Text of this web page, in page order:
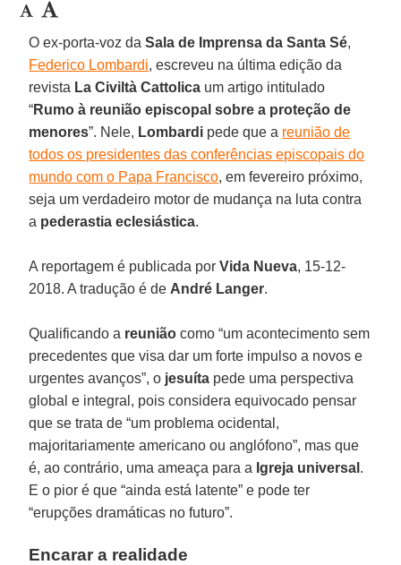
O ex-porta-voz daSala de Imprensa da Santa Sé,
Federico Lombardi, escreveu na última edição da
revista La Civiltà Cattolica um artigo intitulado
“Rumo à reunião episcopal sobre a proteção de
menores”. Nele, Lombardi pede que a reunião de
todos os presidentes das conferências episcopais do
mundo com o Papa Francisco, em fevereiro próximo,
seja um verdadeiro motor de mudança na luta contra
a pederastia eclesiástica.
A reportagem é publicada porVida Nueva, 15-12-
2018. A tradução é de André Langer.
Qualificando a reunião como “um acontecimento sem
precedentes que visa dar um forte impulso a novos e
urgentes avanços”, o jesuíta pede uma perspectiva
global e integral, pois considera equivocado pensar
que se trata de “um problema ocidental,
majoritariamente americano ou anglófono”, mas que
é, ao contrário, uma ameaça para a Igreja universal .
E o pior é que “ainda está latente” e pode ter
“erupções dramáticas no futuro”.
Encarar a realidade